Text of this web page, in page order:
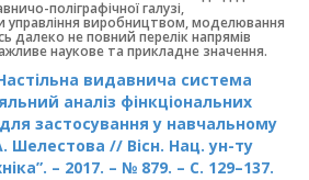
поліграфічної галузі,
управління виробництвом, моделювання
не повний перелік напрямів
наукове та прикладне значення.
видавнича система
аналіз фінкціональних
застосування у навчальному
Шелестова // Вісн. Нац. ун-ту
– 2017. – № 879. – С. 129–137.